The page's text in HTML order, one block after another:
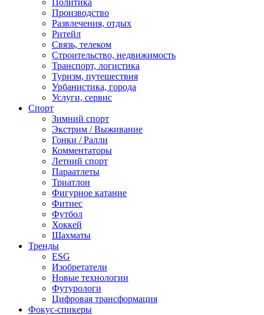
Производство
Развлечения, отдых
Ритейл
Связь, телеком
Строительство, недвижимость
Транспорт, логистика
Туризм, путешествия
Урбанистика, города
Услуги, сервис
Спорт
Зимний спорт
Экстрим / Выживание
Гонки / Ралли
Комментаторы
Летний спорт
Параатлеты
Триатлон
Фигурное катание
Фитнес
Футбол
Хоккей
Шахматы
Тренды
ESG
Изобретатели
Новые технологии
Футурологи
Цифровая трансформация
Фокус-спикеры